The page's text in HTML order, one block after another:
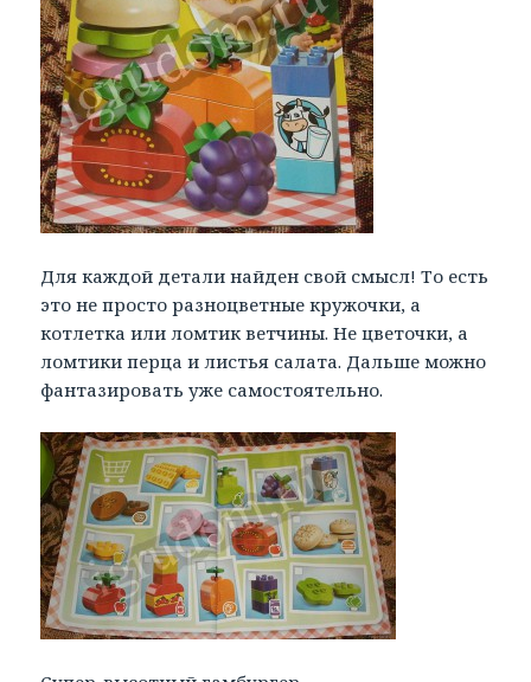
Для каждой детали найден свой смысл! То есть
это не просто разноцветные кружочки, а
котлетка или ломтик ветчины. Не цветочки, а
ломтики перца и листья салата. Дальше можно
фантазировать уже самостоятельно.